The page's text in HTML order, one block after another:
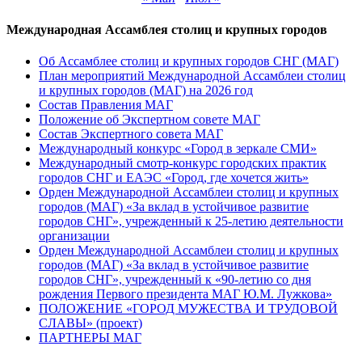
Международная Ассамблея столиц и крупных городов
Об Ассамблее столиц и крупных городов СНГ (МАГ)
План мероприятий Международной Ассамблеи столиц
и крупных городов (МАГ) на 2026 год
Состав Правления МАГ
Положение об Экспертном совете МАГ
Состав Экспертного совета МАГ
Международный конкурс «Город в зеркале СМИ»
Международный смотр-конкурс городских практик
городов СНГ и ЕАЭС «Город, где хочется жить»
Орден Международной Ассамблеи столиц и крупных
городов (МАГ) «За вклад в устойчивое развитие
городов СНГ», учрежденный к 25-летию деятельности
организации
Орден Международной Ассамблеи столиц и крупных
городов (МАГ) «За вклад в устойчивое развитие
городов СНГ», учрежденный к «90-летию со дня
рождения Первого президента МАГ Ю.М. Лужкова»
ПОЛОЖЕНИЕ «ГОРОД МУЖЕСТВА И ТРУДОВОЙ
СЛАВЫ» (проект)
ПАРТНЕРЫ МАГ